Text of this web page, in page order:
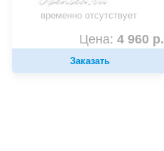
временно отсутствует
Цена: 4 960 р.
Заказать